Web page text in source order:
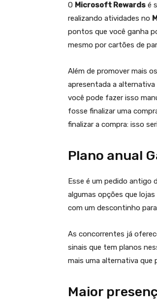
O Microsoft Rewards é
realizando atividades no
pontos que você ganha
mesmo por cartões de
Além de promover mais
apresentada a
você pode fazer isso
fosse finalizar uma
finalizar a compra: isso
Plano anual
Esse é um pedido antigo
algumas opções que
com um descontinho
As concorrentes já
sinais que tem planos
mais uma alternativa que
Maior